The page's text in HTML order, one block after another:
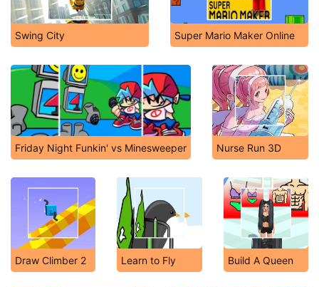
Swing City Super Mario Maker Online
Friday Night Funkin' vs Minesweeper Nurse Run 3D
Draw Climber 2 Learn to Fly Build A Queen